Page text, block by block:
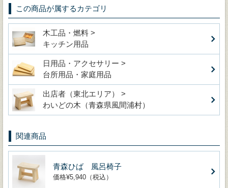
この商品が属するカテゴリ
木工品・燃料 >
キッチン用品
日用品・アクセサリー >
台所用品・家庭用品
出店者（東北エリア） >
わいどの木（青森県風間浦村）
関連商品
青森ひば 風呂椅子
価格¥5,940（税込）